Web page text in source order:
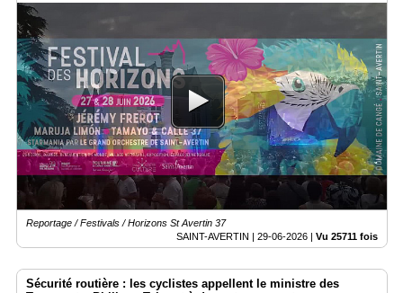
Reportage / Festivals / Horizons St Avertin 37
SAINT-AVERTIN | 29-06-2026 Vu 25711 fois
Sécurité routière : les cyclistes appellent le ministre des